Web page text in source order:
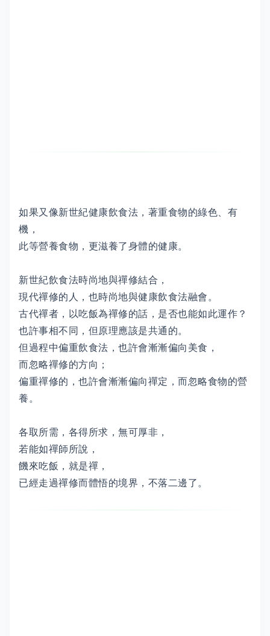
如果又像新世紀健康飲食法，著重食物的綠色、有
機，
此等營養食物，更滋養了身體的健康。
新世紀飲食法時尚地與禪修結合，
現代禪修的人，也時尚地與健康飲食法融會。
古代禪者，以吃飯為禪修的話，是否也能如此運作？
也許事相不同，但原理應該是共通的。
但過程中偏重飲食法，也許會漸漸偏向美食，
而忽略禪修的方向；
偏重禪修的，也許會漸漸偏向禪定，而忽略食物的營
養。
各取所需，各得所求，無可厚非，
若能如禪師所說，
饑來吃飯，就是禪，
已經走過禪修而體悟的境界，不落二邊了。